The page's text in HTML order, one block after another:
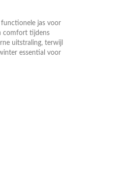
functionele jas voor
comfort tijdens
uitstraling, terwijl
essential voor